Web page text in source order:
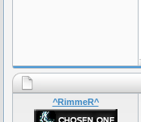
^RimmeR^